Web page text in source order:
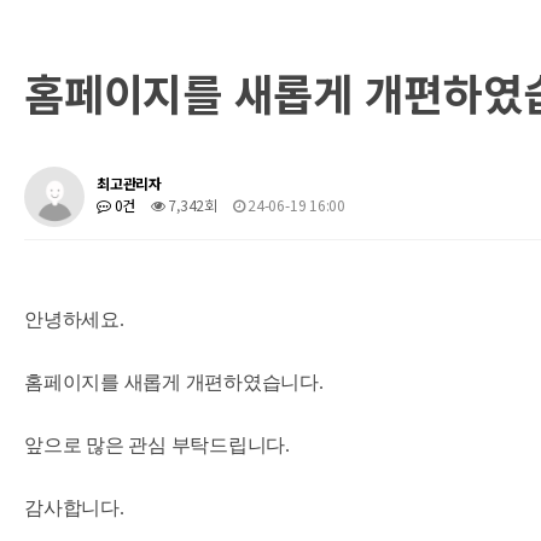
홈페이지를 새롭게 개편하였
최고관리자
0건
7,342회 24-06-19 16:00
안녕하세요.
홈페이지를 새롭게 개편하였습니다.
앞으로 많은 관심 부탁드립니다.
감사합니다.